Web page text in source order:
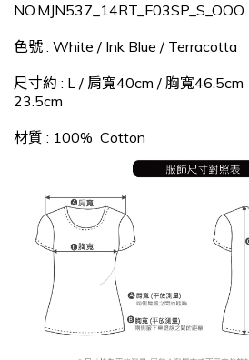
NO.‎‎‎MJN537_14RT_F03SP_S_OOO
色號 : White / Ink Blue / Terracotta
尺寸約 : L / 肩寬40cm / 胸寬
23.5cm
材質 : 100% Cotton